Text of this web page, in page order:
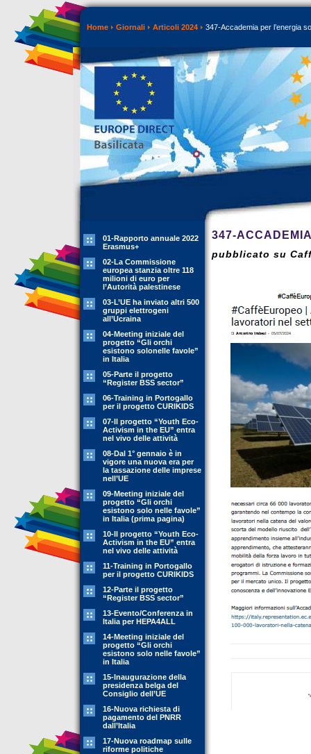
Home Giornali Articoli 2024 347-Accademia per l’energia
01-Rapporto annuale 2022
Erasmus+
02-La Commissione
europea stanzia oltre 118
milioni di euro per
l’Autorità palestinese
03-L’UE ha inviato altri 500
gruppi elettrogeni
all’Ucraina
04-Meeting iniziale del
progetto “Gli orchi
esistono solonelle favole”
in Italia
05-Parte il progetto
“Register BSS sector”
06-Training in Portogallo
per il progetto CURIKIDS
07-Il progetto “Youth Eco-
Activism in the EU” entra
nel vivo delle attività
08-Dal 1° gennaio è in
vigore una nuova era per
la tassazione delle imprese
nell’UE
09-Meeting iniziale del
progetto “Gli orchi
esistono solo nelle favole”
in Italia (prima pagina)
10-Il progetto “Youth Eco-
Activism in the EU” entra
nel vivo delle attività
11-Training in Portogallo
per il progetto CURIKIDS
12-Parte il progetto
“Register BSS sector”
13-Evento/Conferenza in
Italia per HEPA4ALL
14-Meeting iniziale del
progetto “Gli orchi
esistono solo nelle favole”
in Italia
15-Inaugurazione della
presidenza belga del
Consiglio dell’UE
16-Nuova richiesta di
pagamento del PNRR
dall’Italia
17-Nuova roadmap sulle
riforme politiche
347-
pubblicato su